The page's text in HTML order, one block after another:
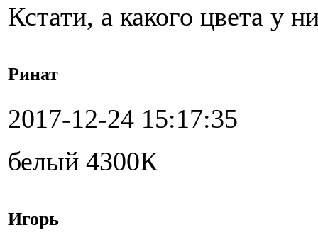
Кстати, а какого цвета у
Ринат
2017-12-24 15:17:35
белый 4300К
Игорь